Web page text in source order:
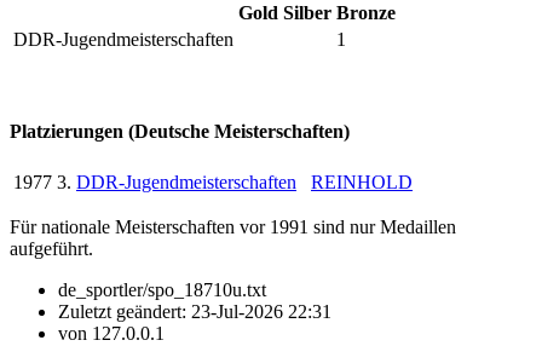
Gold Silber Bronze
DDR-Jugendmeisterschaften
1
Platzierungen (Deutsche Meisterschaften)
1977 3. DDR-Jugendmeisterschaften REINHOLD
Für nationale Meisterschaften vor 1991 sind nur Medaillen
aufgeführt.
de_sportler/spo_18710u.txt
Zuletzt geändert: 23-Jul-2026 22:31
von 127.0.0.1